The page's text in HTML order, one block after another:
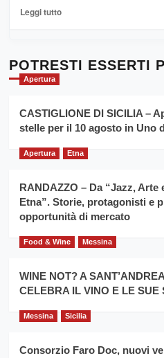
Sicilia
l’
evento
la
filiera
grano
Leggi tuttoLeggi
Cronoscalata
per
il
anno
Franco
Caruso
POTRESTI ESSERTI
Apertura
CASTIGLIONE DI SICILIA –
stelle per il 10 agosto in Uno
Apertura Etna
RANDAZZO – Da “Jazz, Arte
Etna”. Storie, protagonisti e
opportunità di mercato
Food & Wine Messina
WINE NOT? A
CELEBRA IL VINO E LE SUE
Messina Sicilia
Consorzio Faro Doc, nuovi